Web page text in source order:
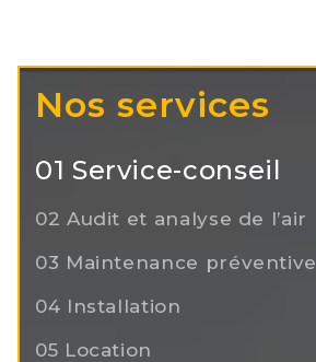
Nos services
01 Service-conseil
02 Audit et analyse de l’air
03 Maintenance préventive
04 Installation
05 Location